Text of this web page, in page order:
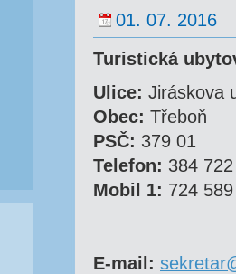
01. 07. 2016
Turistická
Ulice: Jiráskova
Obec: Třeboň
PSČ: 379 01
Telefon: 384
Mobil 1: 724
E-mail: